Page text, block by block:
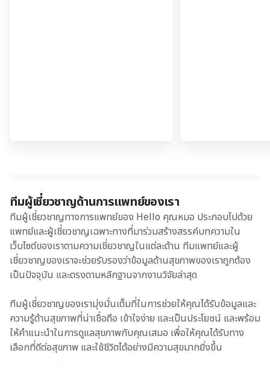
ทีมผู้เชี่ยวชาญด้านการแพทย์ของเรา
ทีมผู้เชี่ยวชาญทางการแพทย์ของ Hello คุณหมอ ประกอบไปด้วย
แพทย์และผู้เชี่ยวชาญเฉพาะทางที่มาร่วมสร้างสรรค์บทความใน
เว็บไซต์ของเราตามความเชี่ยวชาญในแต่ละด้าน ทีมแพทย์และผู้
เชี่ยวชาญของเราจะช่วยรับรองว่าข้อมูลด้านสุขภาพของเราถูกต้อง
เป็นปัจจุบัน และตรงตามหลักฐานจากงานวิจัยล่าสุด
ทีมผู้เชี่ยวชาญของเรามุ่งมั่นเต็มที่ในการช่วยให้คุณได้รับข้อมูลและ
ความรู้ด้านสุขภาพที่น่าเชื่อถือ เข้าใจง่าย และเป็นประโยชน์ และพร้อม
ให้คำแนะนำในการดูแลสุขภาพกับคุณเสมอ เพื่อให้คุณได้รับทาง
เลือกที่ดีต่อสุขภาพ และใช้ชีวิตได้อย่างมีความสุขมากยิ่งขึ้น